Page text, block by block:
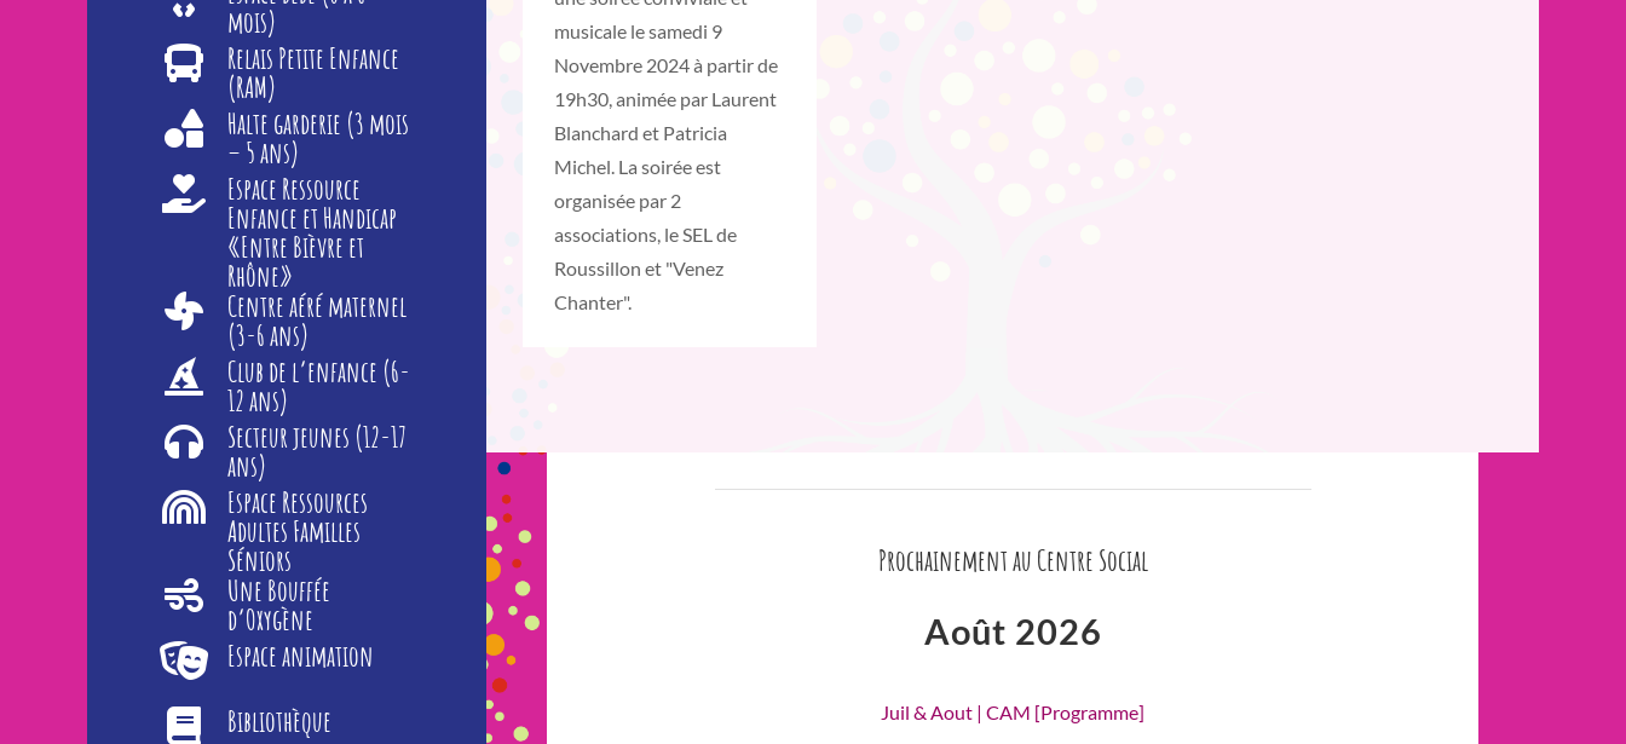
mois)
Relais Petite Enfance
(RAM)
Halte garderie (3 mois
– 5 ans)
Espace Ressource
Enfance et Handicap
«Entre Bièvre et
Rhône»
Centre aéré maternel
(3-6 ans)
Club de l’enfance (6-
12 ans)
Secteur jeunes (12-17
ans)
Espace Ressources
Adultes Familles
Séniors
Une Bouffée
d’Oxygène
Espace animation
Bibliothèque
musicale le samedi 9
Novembre 2024 à partir de
19h30, animée par Laurent
Blanchard et Patricia
Michel. La soirée est
organisée par 2
associations, le SEL de
Roussillon et "Venez
Chanter".
Prochainement au Centre Social
Août 2026
Juil & Aout | CAM [Programme]